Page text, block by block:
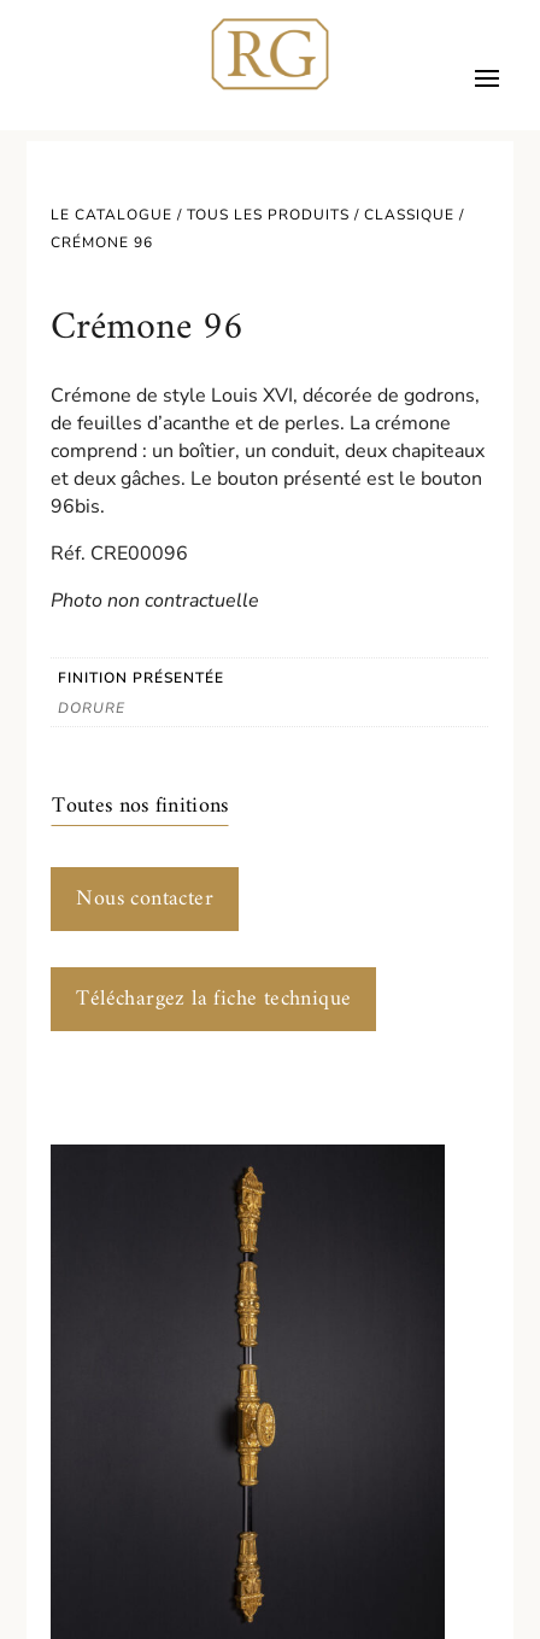
LE CATALOGUE /TOUS LES PRODUITS /CLASSIQUE /
CRÉMONE 96
Crémone 96
Crémone de style Louis XVI, décorée de godrons,
de feuilles d’acanthe et de perles. La crémone
comprend : un boîtier, un conduit, deux chapiteaux
et deux gâches. Le bouton présenté est le bouton
96bis.
Réf. CRE00096
Photo non contractuelle
FINITION PRÉSENTÉE
DORURE
Toutes nos finitions
Nous contacter
Téléchargez la fiche technique